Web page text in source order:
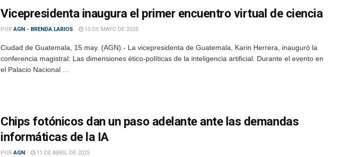
Vicepresidenta inaugura el primer encuentro virtual de ciencia
POR AGN - BRENDA LARIOS 15 DE MAYO DE 2025
Ciudad de Guatemala, 15 may. (AGN).- La vicepresidenta de Guatemala, Karin Herrera, inauguró la
conferencia magistral: Las dimensiones ético-políticas de la inteligencia artificial. Durante el evento en
el Palacio Nacional ...
Chips fotónicos dan un paso adelante ante las demandas
informáticas de la IA
POR AGN 11 DE ABRIL DE 2025